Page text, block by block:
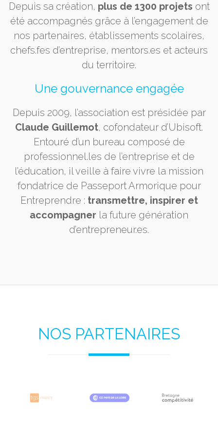
Depuis sa création, plus de 1300 projets ont
été accompagnés grâce à l’engagement de
nos partenaires, établissements scolaires,
chefs.fes d’entreprise, mentors.es et acteurs
du territoire.
Une gouvernance engagée
Depuis 2009, l’association est présidée par
Claude Guillemot, cofondateur d’Ubisoft.
Entouré d’un bureau composé de
professionnel.les de l’entreprise et de
l’éducation, il veille à faire vivre la mission
fondatrice de Passeport Armorique pour
Entreprendre : transmettre, inspirer et
accompagner la future génération
d’entrepreneur.es.
NOS PARTENAIRES